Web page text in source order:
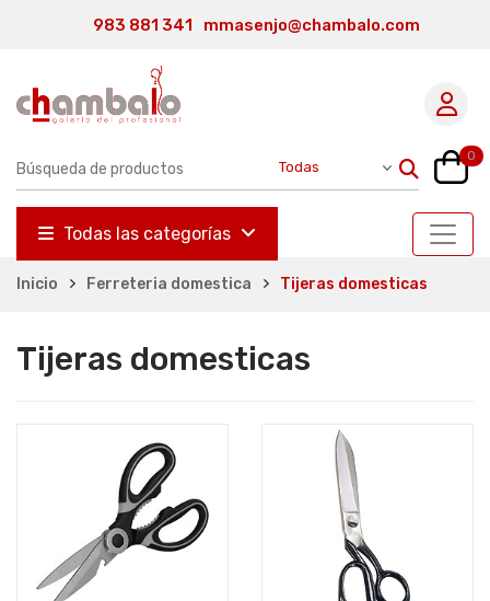
983 881 341 mmasenjo@chambalo.com
0
Todas las categorías
Inicio Ferreteria domestica Tijeras domesticas
Tijeras domesticas